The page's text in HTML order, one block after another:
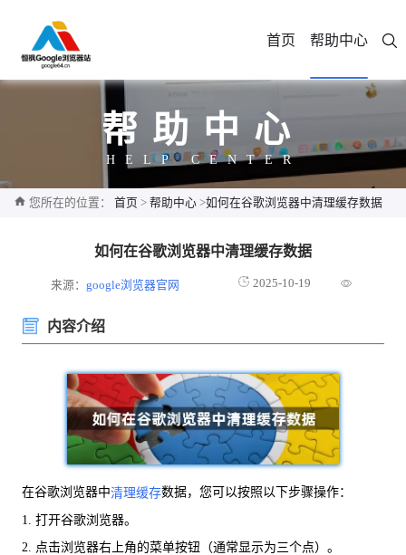
首页 帮助中心
帮助中心
HELP CENTER
您所在的位置： 首页 > 帮助中心 >如何在谷歌浏览器中清理缓存数据
如何在谷歌浏览器中清理缓存数据
来源：google浏览器官网 2025-10-19
内容介绍
在谷歌浏览器中清理缓存数据，您可以按照以下步骤操作：
1. 打开谷歌浏览器。
2. 点击浏览器右上角的菜单按钮（通常显示为三个点）。